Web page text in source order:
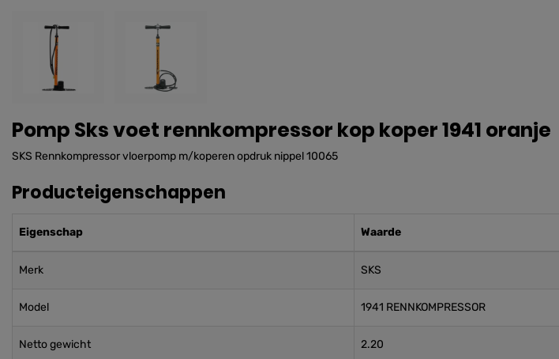
Pomp Sks voet rennkompressor kop koper 1941 oranje
SKS Rennkompressor vloerpomp m/koperen opdruk nippel 10065
Producteigenschappen
Eigenschap Waarde
Merk SKS
Model 1941 RENNKOMPRESSOR
Netto gewicht 2.20